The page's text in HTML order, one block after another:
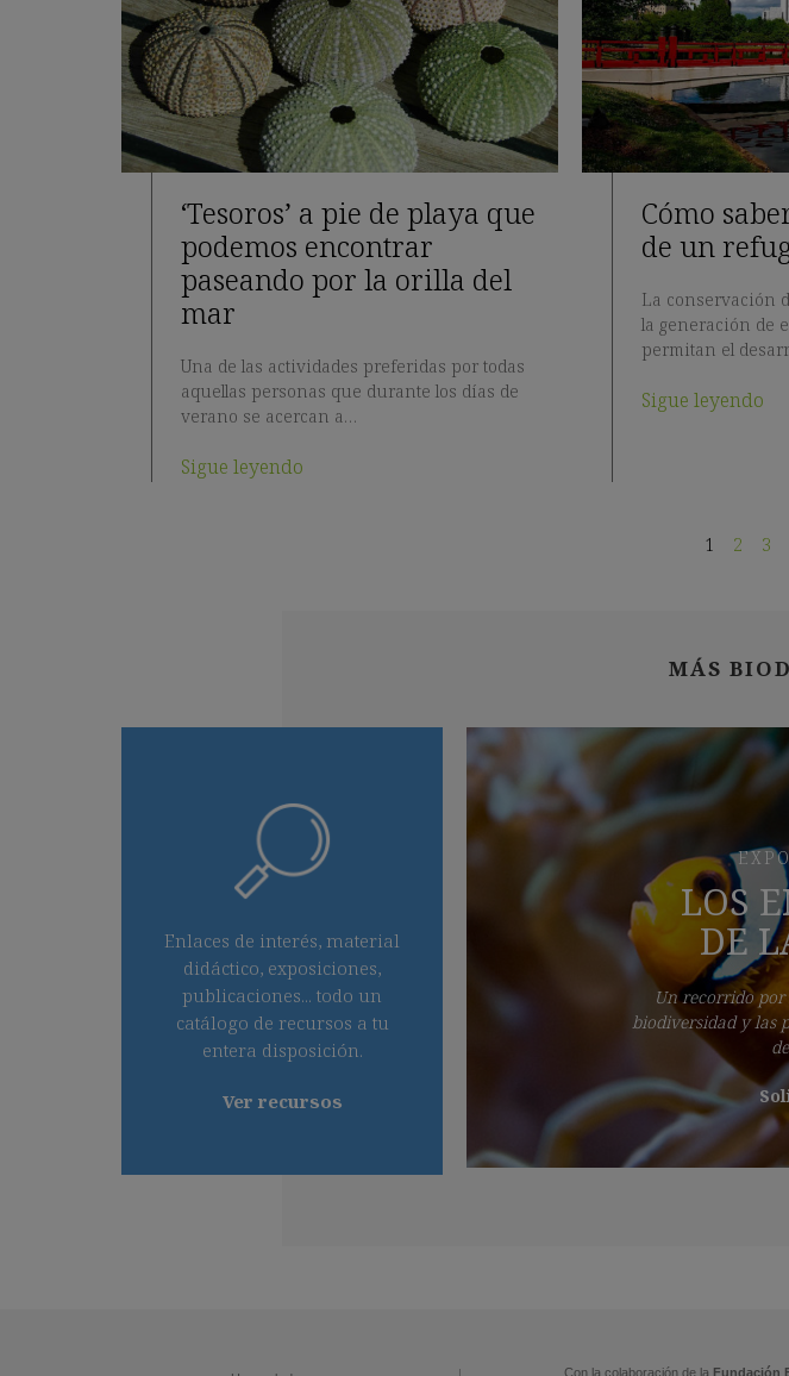
‘Tesoros’ a pie de playa que
podemos encontrar
paseando por la orilla del
mar
Una de las actividades preferidas por todas
aquellas personas que durante los días de
verano se acercan a…
Sigue leyendo
Cómo
de un
La conservación
la generación de
permitan el
Sigue leyendo
1 2 3
MÁS
Enlaces de interés, material
didáctico, exposiciones,
publicaciones... todo un
catálogo de recursos a tu
entera disposición.
Ver recursos
LOS
DE
Un recorrido
biodiversidad y las
Con la colaboración de la Fundación